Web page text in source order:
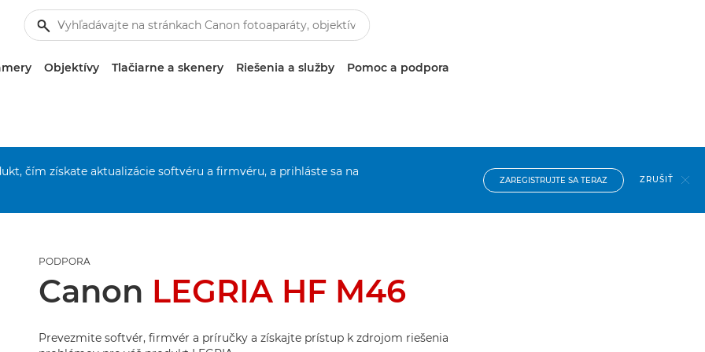
Objektívy Tlačiarne a skenery Riešenia a služby Pomoc a podpora
čím získate aktualizácie softvéru a firmvéru, a prihláste sa na
ZAREGISTRUJTE SA TERAZ ZRUŠIŤ
PODPORA
Canon LEGRIA HF M46
Prevezmite softvér, firmvér a príručky a získajte prístup k zdrojom riešenia